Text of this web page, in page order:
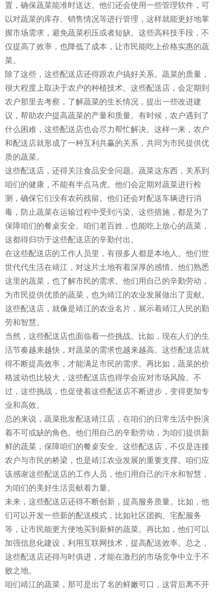
置，确保蔬菜能准时送达。他们还会使用一些管理软件，可
以对蔬菜的库存、销售情况等进行管理，这样就能更好地掌
握市场需求，避免蔬菜积压或者短缺。这些高科技手段，不
仅提高了效率，也降低了成本，让市民能吃上价格实惠的蔬
菜。
除了这些，这些配送店还得跟农户搞好关系。蔬菜的质量，
很大程度上取决于农户的种植技术。这些配送店，会定期到
农户那里去考察，了解蔬菜的生长情况，提出一些改进建
议，帮助农户提高蔬菜的产量和质量。有时候，农户遇到了
什么困难，这些配送店也会尽力帮忙解决。这样一来，农户
和配送店就形成了一种互利共赢的关系，共同为市民提供优
质的蔬菜。
这些配送店，还得关注食品安全问题。蔬菜这东西，关系到
咱们的健康，不能有半点马虎。他们会定期对蔬菜进行检
测，确保它们没有农药残留。他们还会对配送车辆进行消
毒，防止蔬菜在运输过程中受到污染。这些措施，都是为了
保障咱们的餐桌安全。咱们老百姓，也能吃上放心的蔬菜，
这都得归功于这些配送店的辛勤付出。
在这些配送店的工作人员里，有很多人都是本地人。他们世
世代代生活在靖江，对这片土地有着深厚的感情。他们熟悉
这里的蔬菜，也了解市民的需求。他们用自己的辛勤劳动，
为市民提供优质的蔬菜，也为靖江的农业发展做出了贡献。
这些配送店，就像是靖江的农业名片，展示着靖江人民的勤
劳和智慧。
当然，这些配送店也面临着一些挑战。比如，现在人们的生
活节奏越来越快，对蔬菜的需求也越来越高。这些配送店就
得不断提高效率，才能满足市民的需求。再比如，蔬菜的价
格波动也比较大，这些配送店也得学会应对市场风险。不
过，这些挑战，也促使着这些配送店不断进步，变得更加专
业和高效。
总的来说，蔬菜批发配送靖江店，在咱们的日常生活中扮演
着不可或缺的角色。他们用自己的辛勤劳动，为咱们提供新
鲜的蔬菜，保障咱们的餐桌安全。这些配送店，不仅是连接
农户与市民的桥梁，也是靖江农业发展的重要支撑。咱们应
该感谢这些配送店的工作人员，他们用自己的汗水和智慧，
为咱们的美好生活贡献着力量。
未来，这些配送店还得不断创新，提高服务质量。比如，他
们可以开发一些新的配送模式，比如社区团购、宅配服务
等，让市民能更方便地买到新鲜的蔬菜。再比如，他们可以
加强信息化建设，利用互联网技术，提高配送效率。总之，
这些配送店还得与时俱进，才能在激烈的市场竞争中立于不
败之地。
咱们靖江的蔬菜，那可是出了名的鲜嫩可口，这背后离不开